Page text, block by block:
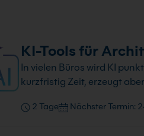
KI-Tools für
In vielen Büros wird KI
kurzfristig Zeit, erzeugt
2 Tage Nächster Termin: